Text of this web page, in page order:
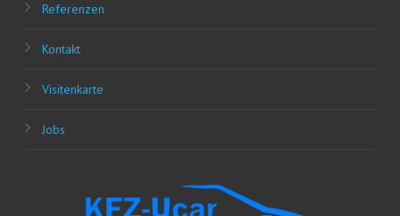
Refe­ren­zen
Kon­takt
Visi­ten­kar­te
Jobs